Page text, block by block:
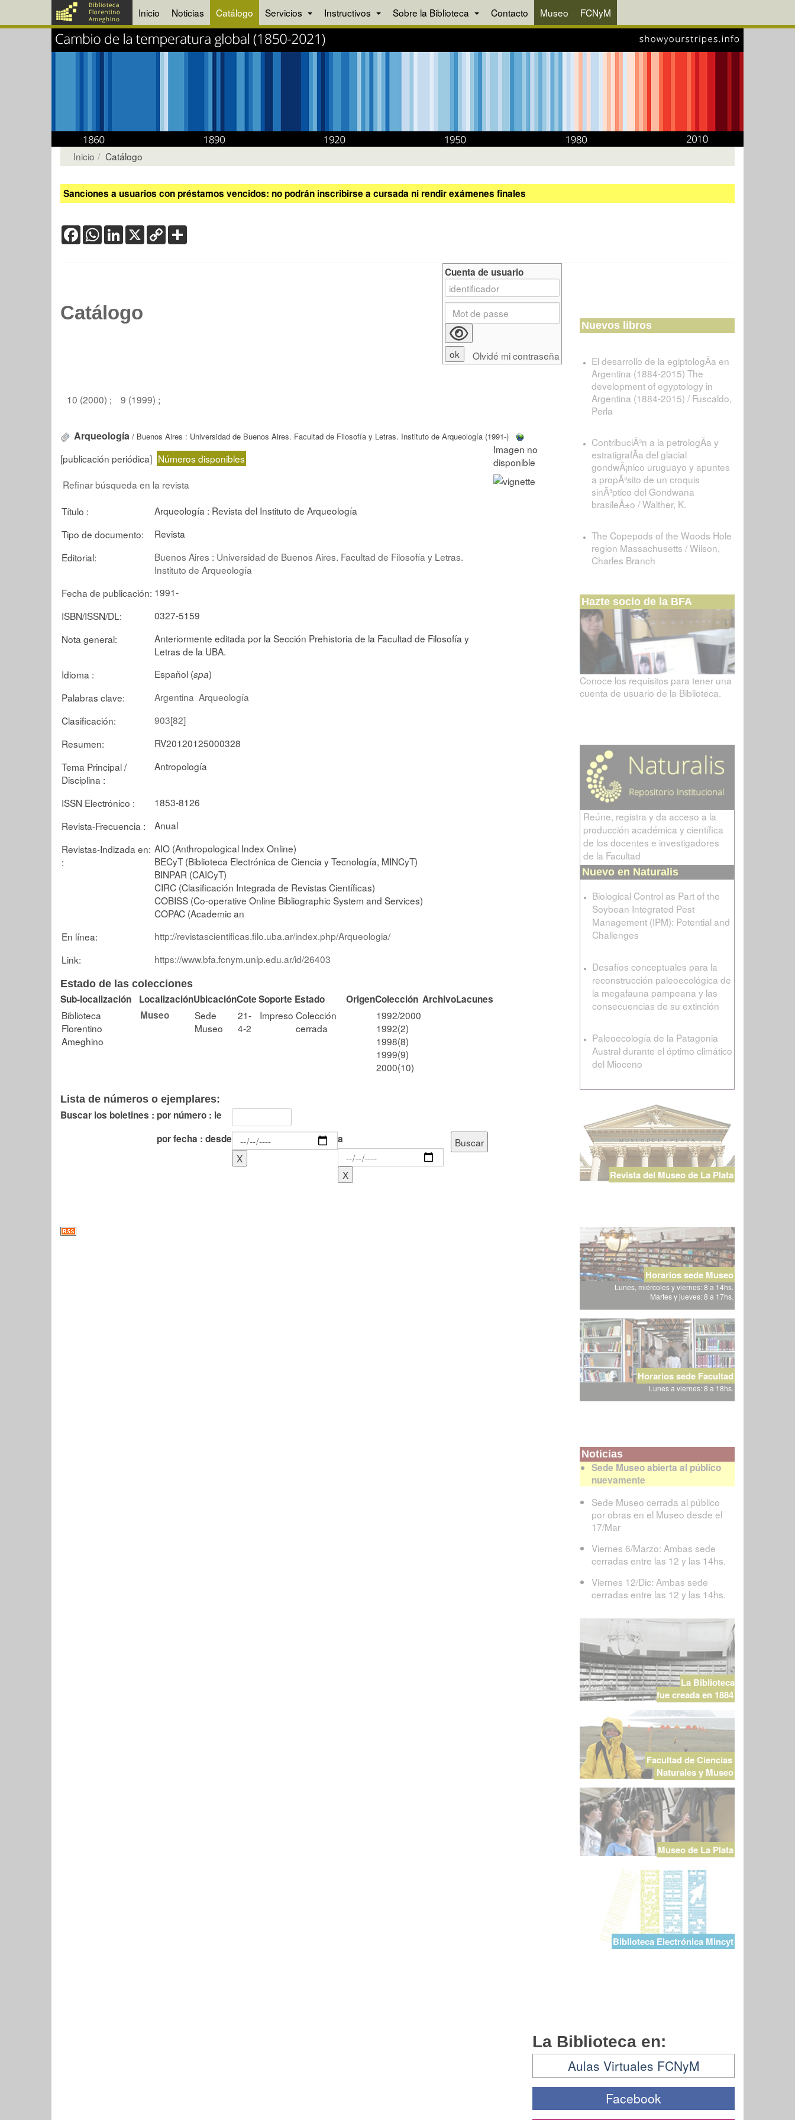
Inicio Noticias Catálogo Servicios Instructivos Sobre la Biblioteca Contacto Museo FCNyM
Inicio Catálogo
Sanciones a usuarios con préstamos vencidos: no podrán inscribirse a cursada ni rendir exámenes finales
FacebookWhatsApp
LinkedIn
X Copy
Link
Catálogo
10 (2000) ; 9 (1999) ;
Arqueología / Buenos Aires : Universidad de Buenos Aires. Facultad de Filosofía y Letras. Instituto de Arqueología (1991-)
[publicación periódica] Números disponibles
Refinar búsqueda en la revista
Título :
Arqueología : Revista del Instituto de Arqueología
Tipo de documento:
Revista
Editorial:
Buenos Aires : Universidad de Buenos Aires. Facultad de Filosofía y Letras.
Instituto de Arqueología
Fecha de publicación: 1991-
ISBN/ISSN/DL:
0327-5159
Nota general:
Anteriormente editada por la Sección Prehistoria de la Facultad de Filosofía y
Letras de la UBA.
Idioma :
Español (spa)
Palabras clave:
Argentina Arqueología
Clasificación:
903[82]
Resumen:
RV20120125000328
Tema Principal /
Disciplina :
Antropología
ISSN Electrónico :
1853-8126
Revista-Frecuencia :
Anual
Revistas-Indizada en:
:
AIO (Anthropological Index Online)
BECyT (Biblioteca Electrónica de Ciencia y Tecnología, MINCyT)
BINPAR (CAICyT)
CIRC (Clasificación Integrada de Revistas Científicas)
COBISS (Co-operative Online Bibliographic System and Services)
COPAC (Academic an
En línea:
http://revistascientificas.filo.uba.ar/index.php/Arqueologia/
Link:
https://www.bfa.fcnym.unlp.edu.ar/id/26403
Estado de las colecciones
Sub-localización LocalizaciónUbicaciónCoteSoporte Estado OrigenColección ArchivoLacunes
Biblioteca
Florentino
Ameghino
Museo
Sede
Museo
21-
4-2
Impreso Colección
cerrada
1992/2000
1992(2)
1998(8)
1999(9)
2000(10)
Lista de números o ejemplares:
Buscar los boletines : por número : le
por fecha : desde
a
Cuenta de usuario
Olvidé mi contraseña
Nuevos libros
El desarrollo de la egiptologÃ­a en
Argentina (1884-2015) The
development of egyptology in
Argentina (1884-2015) / Fuscaldo,
Perla
ContribuciÃ³n a la petrologÃ­a y
estratigrafÃ­a del glacial
gondwÃ¡nico uruguayo y apuntes
a propÃ³sito de un croquis
sinÃ³ptico del Gondwana
brasileÃ±o / Walther, K.
The Copepods of the Woods Hole
region Massachusetts / Wilson,
Charles Branch
Hazte socio de la BFA
Conoce los requisitos para tener una
cuenta de usuario de la Biblioteca.
Reúne, registra y da acceso a la
producción académica y científica
de los docentes e investigadores
de la Facultad
Nuevo en Naturalis
Biological Control as Part of the
Soybean Integrated Pest
Management (IPM): Potential and
Challenges
Desafíos conceptuales para la
reconstrucción paleoecológica de
la megafauna pampeana y las
consecuencias de su extinción
Paleoecología de la Patagonia
Austral durante el óptimo climático
del Mioceno
Revista del Museo de La Plata
Horarios sede Museo
Lunes, miércoles y viernes: 8 a 14hs.
Martes y jueves: 8 a 17hs.
Horarios sede Facultad
Lunes a viernes: 8 a 18hs.
Noticias
Sede Museo abierta al público
nuevamente
Sede Museo cerrada al público
por obras en el Museo desde el
17/Mar
Viernes 6/Marzo: Ambas sede
cerradas entre las 12 y las 14hs.
Viernes 12/Dic: Ambas sede
cerradas entre las 12 y las 14hs.
La Biblioteca
fue creada en 1884
Facultad de Ciencias
Naturales y Museo
Museo de La Plata
Biblioteca Electrónica Mincyt
La Biblioteca en:
Aulas Virtuales FCNyM
Facebook